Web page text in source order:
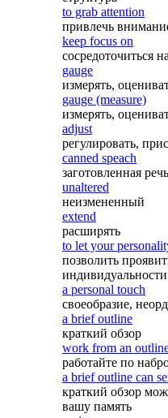
to grab attention
привлечь
keep focus on
сосредоточиться на
gauge
измерять,
gauge (measure)
измерять,
adjust
регулировать,
canned speach
заготовленная речь
unaltered
неизмененный
extend
расширять
to let your
позволить
индивидуальности
a personal touch
своеобразие,
a brief outline
краткий обзор
work from an
работайте по
a brief outline can
краткий обзор
вашу память